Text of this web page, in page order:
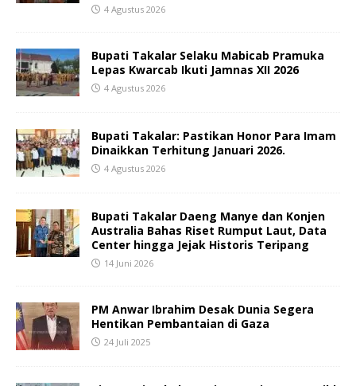
4 Agustus 2026
Bupati Takalar Selaku Mabicab Pramuka
Lepas Kwarcab Ikuti Jamnas XII 2026
4 Agustus 2026
Bupati Takalar: Pastikan Honor Para Imam
Dinaikkan Terhitung Januari 2026.
4 Agustus 2026
Bupati Takalar Daeng Manye dan Konjen
Australia Bahas Riset Rumput Laut, Data
Center hingga Jejak Historis Teripang
14 Juni 2026
PM Anwar Ibrahim Desak Dunia Segera
Hentikan Pembantaian di Gaza
24 Juli 2025